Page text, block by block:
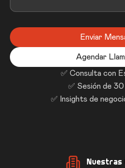
Enviar
Agendar
✅ Consulta con
✅ Sesión de
✅ Insights de
Nuestras